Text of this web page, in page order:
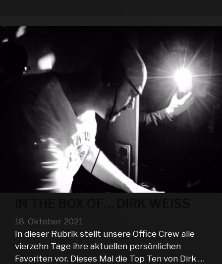
18. Oktober 2021
In dieser Rubrik stellt unsere Office Crew alle
vierzehn Tage ihre aktuellen persönlichen
Favoriten vor. Dieses Mal die Top Ten von Dirk …